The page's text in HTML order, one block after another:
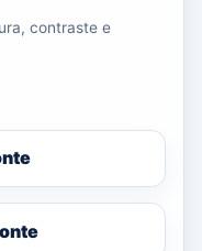
contraste e